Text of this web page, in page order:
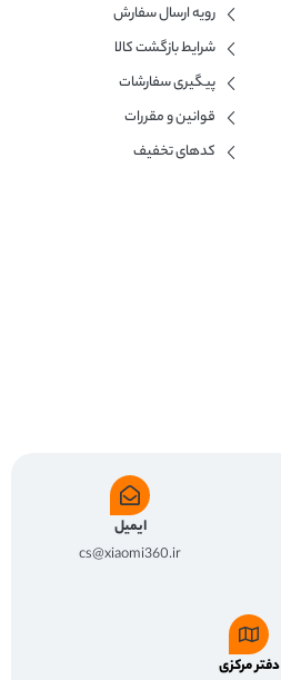
رویه ارسال سفارش
شرایط بازگشت کالا
پیگیری سفارشات
قوانین و مقررات
کدهای تخفیف
ایمیل
cs@xiaomi360.ir
دفتر مرکزی